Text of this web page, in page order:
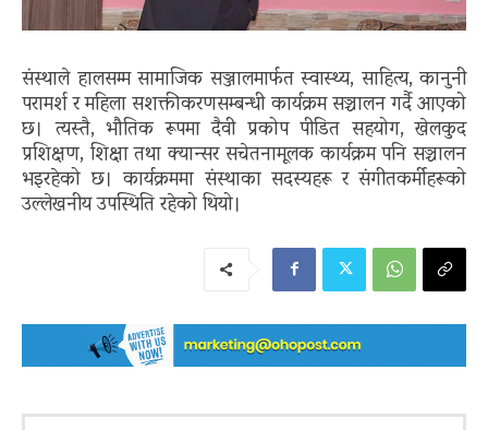
संस्थाले हालसम्म सामाजिक सञ्जालमार्फत स्वास्थ्य, साहित्य, कानुनी
परामर्श र महिला सशक्तीकरणसम्बन्धी कार्यक्रम सञ्चालन गर्दै आएको
छ। त्यस्तै, भौतिक रूपमा दैवी प्रकोप पीडित सहयोग, खेलकुद
प्रशिक्षण, शिक्षा तथा क्यान्सर सचेतनामूलक कार्यक्रम पनि सञ्चालन
भइरहेको छ। कार्यक्रममा संस्थाका सदस्यहरू र संगीतकर्मीहरूको
उल्लेखनीय उपस्थिति रहेको थियो।